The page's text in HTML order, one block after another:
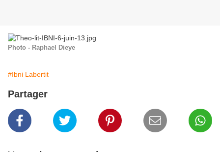
Photo - Raphael Dieye
#Ibni Labertit
Partager